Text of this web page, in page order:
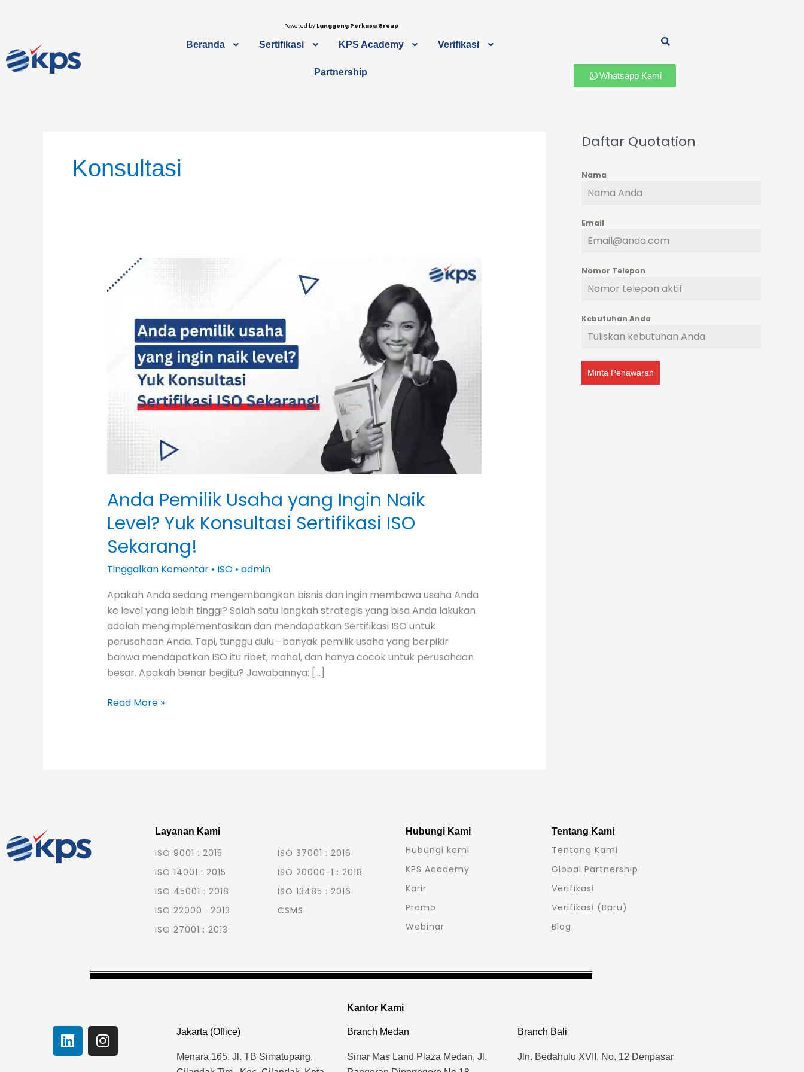
Powered by Langgeng Perkasa Group
Beranda Sertifikasi KPS Academy Verifikasi
Partnership Whatsapp Kami
Konsultasi
Anda Pemilik Usaha yang Ingin Naik
Level? Yuk Konsultasi Sertifikasi ISO
Sekarang!
Tinggalkan Komentar • ISO• admin
Apakah Anda sedang mengembangkan bisnis dan ingin membawa usaha Anda
ke level yang lebih tinggi? Salah satu langkah strategis yang bisa Anda lakukan
adalah mengimplementasikan dan mendapatkan Sertifikasi ISO untuk
perusahaan Anda. Tapi, tunggu dulu—banyak pemilik usaha yang berpikir
bahwa mendapatkan ISO itu ribet, mahal, dan hanya cocok untuk perusahaan
besar. Apakah benar begitu? Jawabannya: […]
Anda
Pemilik
Usaha
Konsultasi
Sertifikasi
ISO
Sekarang!
Read More »
Daftar Quotation
Nama
Email
Nomor Telepon
Kebutuhan Anda
Minta Penawaran
Layanan Kami
ISO 9001 : 2015
ISO 14001 : 2015
ISO 45001 : 2018
ISO 22000 : 2013
ISO 27001 : 2013
ISO 37001 : 2016
ISO 20000-1 : 2018
ISO 13485 : 2016
CSMS
Hubungi Kami
Hubungi kami
KPS Academy
Karir
Promo
Webinar
Tentang Kami
Tentang Kami
Global Partnership
Verifikasi
Verifikasi (Baru)
Blog
Kantor Kami
L
i
n
I
n
s
Jakarta (Office)
Menara 165, Jl. TB Simatupang,
Branch Medan
Sinar Mas Land Plaza Medan, Jl.
Branch Bali
Jln. Bedahulu XVII. No. 12 Denpasar